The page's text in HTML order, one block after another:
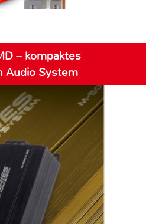
– kompaktes
Audio System